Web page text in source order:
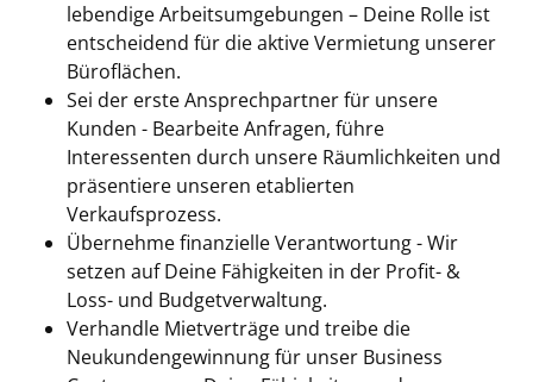
lebendige Arbeitsumgebungen – Deine Rolle ist
entscheidend für die aktive Vermietung unserer
Büroflächen.
Sei der erste Ansprechpartner für unsere
Kunden - Bearbeite Anfragen, führe
Interessenten durch unsere Räumlichkeiten und
präsentiere unseren etablierten
Verkaufsprozess.
Übernehme finanzielle Verantwortung - Wir
setzen auf Deine Fähigkeiten in der Profit- &
Loss- und Budgetverwaltung.
Verhandle Mietverträge und treibe die
Neukundengewinnung für unser Business